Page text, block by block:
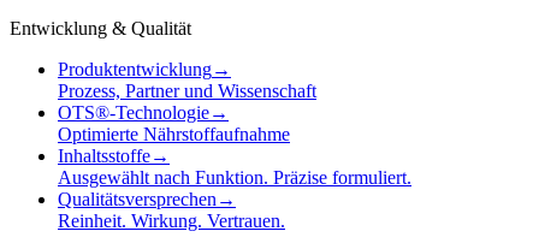
Entwicklung & Qualität
Produktentwicklung→
Prozess, Partner und Wissenschaft
OTS®-Technologie→
Optimierte Nährstoffaufnahme
Inhaltsstoffe→
Ausgewählt nach Funktion. Präzise formuliert.
Qualitätsversprechen→
Reinheit. Wirkung. Vertrauen.